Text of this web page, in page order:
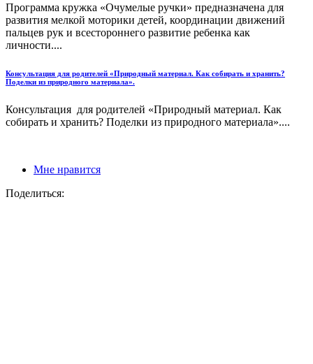
Программа кружка «Очумелые ручки» предназначена для
развития мелкой моторики детей, координации движений
пальцев рук и всестороннего развитие ребенка как
личности....
Консультация для родителей «Природный материал. Как собирать и хранить?
Поделки из природного материала».
Консультация для родителей «Природный материал. Как
собирать и хранить? Поделки из природного материала»....
Мне нравится
Поделиться: